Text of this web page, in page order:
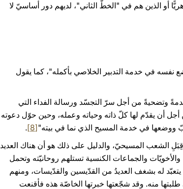
أو الذين هم في "الخطّ الثاني"، لديهم دور أساسيّ لا
في خدمة التدبير الخلاصي بأكمله"، كما يقول
وتضحيةً من أجل سرّ التجسّد ورسالة الفداء التي
أن يقدّم لها كلّ ذاته وحياته وعمله، وحين حوّل دعوته
ووضعها في خدمة المسيح الذي نما في بيته"[8]
.
الشعب المسيحيّ، والدليل على ذلك هو أن هناك العديد
والجماعات الكنسية تستلهم روحانيّته وتحمل
له بشغف العديدُ من القدّيسين والقدّيسات، ومنهم
طلبتها منه. وقد شجّعتها خبرتها الخاصّة هذه فأقنعت